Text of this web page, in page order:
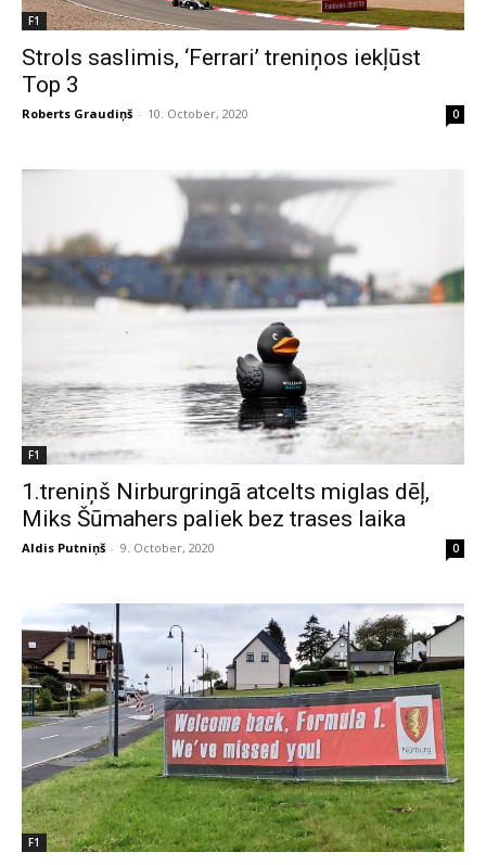
F1
Strols saslimis, ‘Ferrari’ treniņos iekļūst
Top 3
Roberts Graudiņš - 10. October, 2020 0
F1
1.treniņš Nirburgringā atcelts miglas dēļ,
Miks Šūmahers paliek bez trases laika
Aldis Putniņš - 9. October, 2020 0
F1